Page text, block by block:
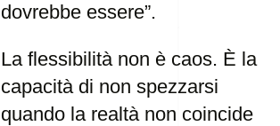
dovrebbe essere”.
La flessibilità non è caos. È la
capacità di non spezzarsi
quando la realtà non coincide